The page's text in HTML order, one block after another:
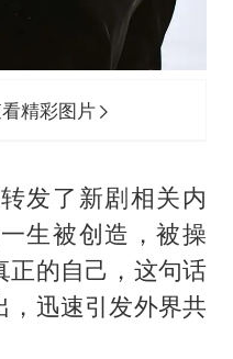
精彩图片
发了新剧相关内
生被创造，被操
正的自己，这句话
，迅速引发外界共